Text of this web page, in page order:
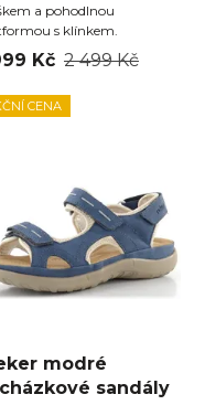
a pohodlnou
s klínkem.
Kč 2 499 Kč
CENA
modré
sandály